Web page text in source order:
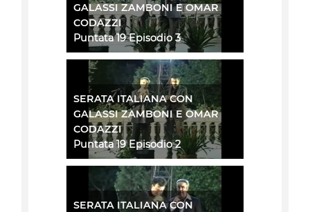
GALASSI ZAMBONI E OMAR
CODAZZI
Puntata 19 Episodio 3
SERATA ITALIANA CON
GALASSI ZAMBONI E OMAR
CODAZZI
Puntata 19 Episodio 2
SERATA ITALIANA CON